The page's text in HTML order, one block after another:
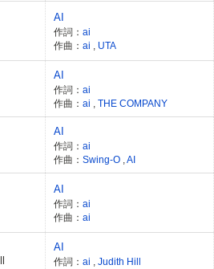
AI
作詞： ai
作曲： ai UTA
AI
作詞： ai
作曲： ai THE COMPANY
AI
作詞： ai
作曲： Swing-O AI
AI
作詞： ai
作曲： ai
AI
作詞： ai
Judith Hill